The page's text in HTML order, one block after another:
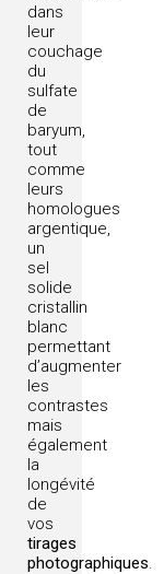
dans
leur
couchage
du
sulfate
de
baryum,
tout
comme
leurs
homologues
argentique,
un
sel
solide
cristallin
blanc
permettant
d’augmenter
les
contrastes
mais
également
la
longévité
de
vos
tirages
photographiques.